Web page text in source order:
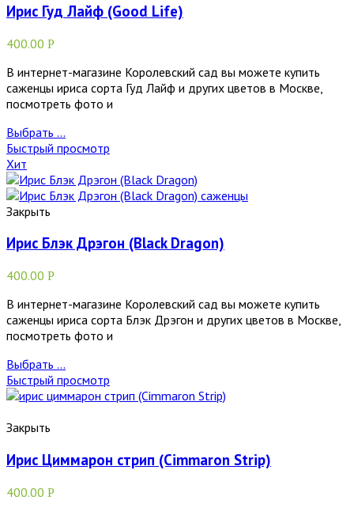
Ирис Гуд Лайф (Good Life)
400.00 Р
В интернет-магазине Королевский сад вы можете купить
саженцы ириса сорта Гуд Лайф и других цветов в Москве,
посмотреть фото и
Выбрать ...
Быстрый просмотр
Хит
Закрыть
Ирис Блэк Дрэгон (Black Dragon)
400.00 Р
В интернет-магазине Королевский сад вы можете купить
саженцы ириса сорта Блэк Дрэгон и других цветов в Москве,
посмотреть фото и
Выбрать ...
Быстрый просмотр
Закрыть
Ирис Циммарон стрип (Cimmaron Strip)
400.00 Р